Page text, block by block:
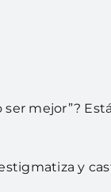
mejor”?
y